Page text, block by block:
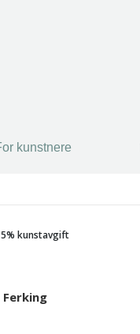
kunstnere
kunstavgift
Ferking